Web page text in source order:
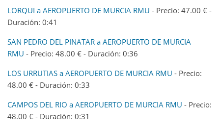
LORQUI a AEROPUERTO DE MURCIA RMU - Precio: 47.00 € -
Duración: 0:41
SAN PEDRO DEL PINATAR a AEROPUERTO DE MURCIA
RMU - Precio: 48.00 € - Duración: 0:36
LOS URRUTIAS a AEROPUERTO DE MURCIA RMU - Precio:
48.00 € - Duración: 0:33
CAMPOS DEL RIO a AEROPUERTO DE MURCIA RMU - Precio:
48.00 € - Duración: 0:31